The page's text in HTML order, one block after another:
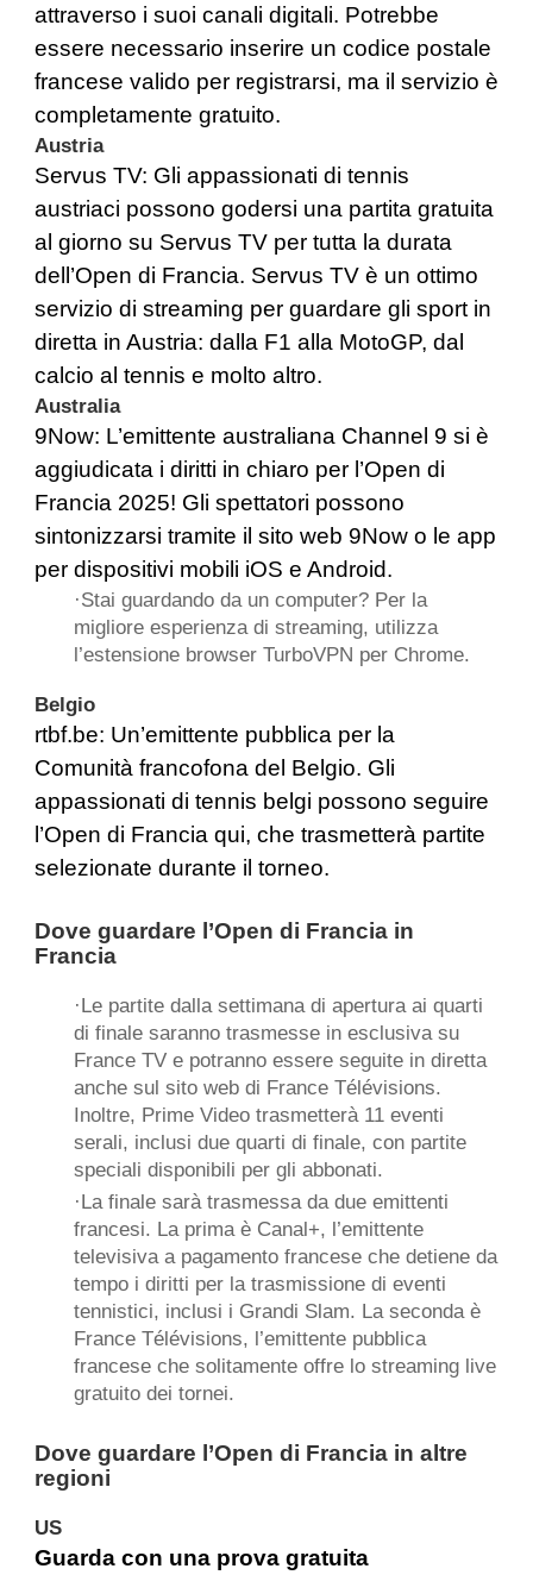
attraverso i suoi canali digitali. Potrebbe
essere necessario inserire un codice postale
francese valido per registrarsi, ma il servizio è
completamente gratuito.
Austria
Servus TV: Gli appassionati di tennis
austriaci possono godersi una partita gratuita
al giorno su Servus TV per tutta la durata
dell’Open di Francia. Servus TV è un ottimo
servizio di streaming per guardare gli sport in
diretta in Austria: dalla F1 alla MotoGP, dal
calcio al tennis e molto altro.
Australia
9Now: L’emittente australiana Channel 9 si è
aggiudicata i diritti in chiaro per l’Open di
Francia 2025! Gli spettatori possono
sintonizzarsi tramite il sito web 9Now o le app
per dispositivi mobili iOS e Android.
·Stai guardando da un computer? Per la
migliore esperienza di streaming, utilizza
l’estensione browser TurboVPN per Chrome.
Belgio
rtbf.be: Un’emittente pubblica per la
Comunità francofona del Belgio. Gli
appassionati di tennis belgi possono seguire
l’Open di Francia qui, che trasmetterà partite
selezionate durante il torneo.
Dove guardare l’Open di Francia in
Francia
·Le partite dalla settimana di apertura ai quarti
di finale saranno trasmesse in esclusiva su
France TV e potranno essere seguite in diretta
anche sul sito web di France Télévisions.
Inoltre, Prime Video trasmetterà 11 eventi
serali, inclusi due quarti di finale, con partite
speciali disponibili per gli abbonati.
·La finale sarà trasmessa da due emittenti
francesi. La prima è Canal+, l’emittente
televisiva a pagamento francese che detiene da
tempo i diritti per la trasmissione di eventi
tennistici, inclusi i Grandi Slam. La seconda è
France Télévisions, l’emittente pubblica
francese che solitamente offre lo streaming live
gratuito dei tornei.
Dove guardare l’Open di Francia in altre
regioni
US
Guarda con una prova gratuita